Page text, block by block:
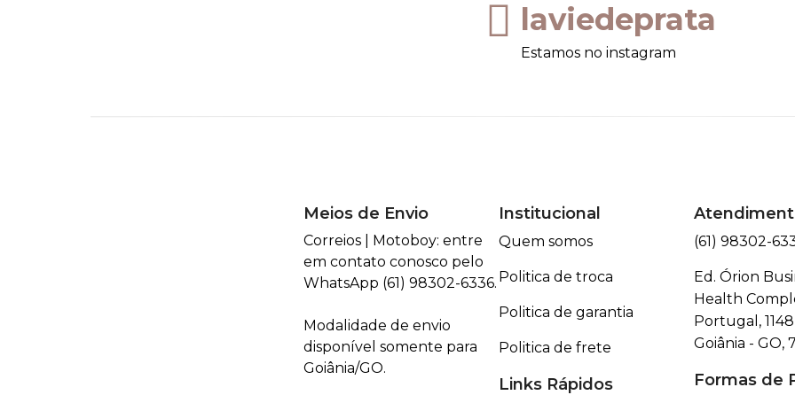
laviedeprata
Estamos no instagram
Meios de Envio
Correios | Motoboy: entre
em contato conosco pelo
WhatsApp (61) 98302-6336.
Modalidade de envio
disponível somente para
Goiânia/GO.
Institucional
Quem somos
Politica de troca
Politica de garantia
Politica de frete
Links Rápidos
(61) 98302-
Ed. Órion
Health
Portugal,
Goiânia - GO,
Formas de